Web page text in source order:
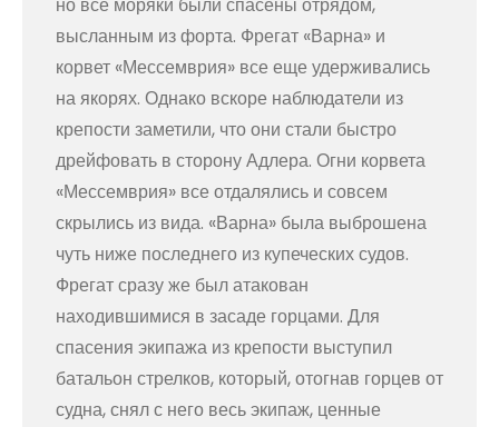
высланным из форта. Фрегат «Варна» и
корвет «Мессемврия» все еще удерживались
на якорях. Однако вскоре наблюдатели из
крепости заметили, что они стали быстро
дрейфовать в сторону Адлера. Огни корвета
«Мессемврия» все отдалялись и совсем
скрылись из вида. «Варна» была выброшена
чуть ниже последнего из купеческих судов.
Фрегат сразу же был атакован
находившимися в засаде горцами. Для
спасения экипажа из крепости выступил
батальон стрелков, который, отогнав горцев от
судна, снял с него весь экипаж, ценные